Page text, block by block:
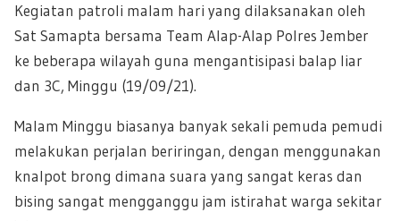
Kegiatan patroli malam hari yang dilaksanakan oleh
Sat Samapta bersama Team Alap-Alap Polres Jember
ke beberapa wilayah guna mengantisipasi balap liar
dan 3C, Minggu (19/09/21).
Malam Minggu biasanya banyak sekali pemuda pemudi
melakukan perjalan beriringan, dengan menggunakan
knalpot brong dimana suara yang sangat keras dan
bising sangat mengganggu jam istirahat warga sekitar